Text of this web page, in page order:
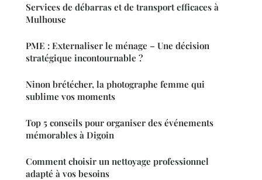
Services de débarras et de transport efficaces à
Mulhouse
PME : Externaliser le ménage – Une décision
stratégique incontournable ?
Ninon brétécher, la photographe femme qui
sublime vos moments
Top 5 conseils pour organiser des événements
mémorables à Digoin
Comment choisir un nettoyage professionnel
adapté à vos besoins